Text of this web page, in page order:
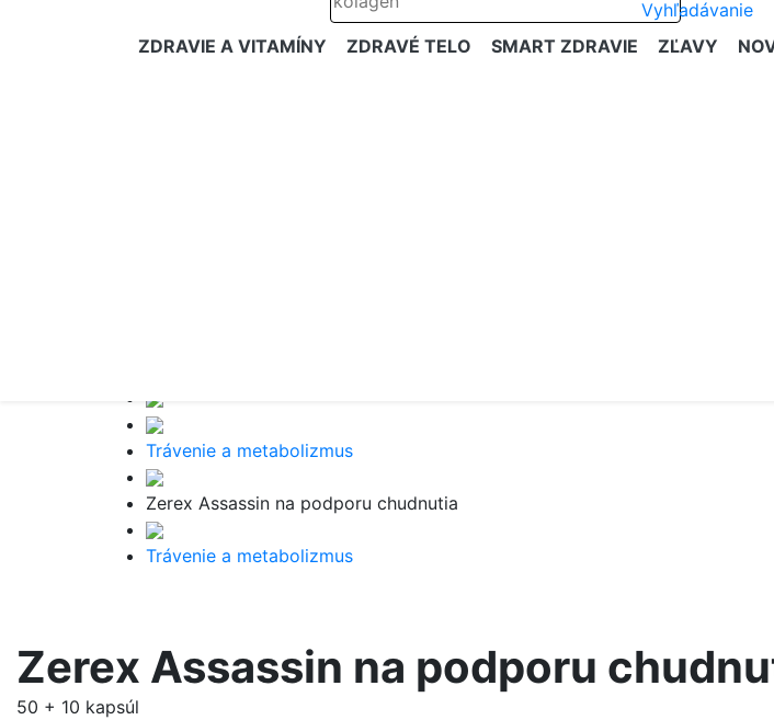
ZDRAVIE A VITAMÍNY ZDRAVÉ TELO SMART ZDRAVIE ZĽAVY
Trávenie a metabolizmus
Zerex Assassin na podporu chudnutia
Trávenie a metabolizmus
Zerex Assassin na podporu
50 + 10 kapsúl